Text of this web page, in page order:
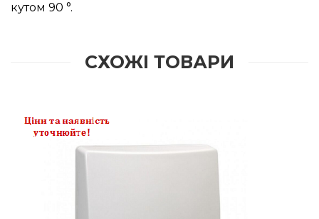
кутом 90 °.
СХОЖІ ТОВАРИ